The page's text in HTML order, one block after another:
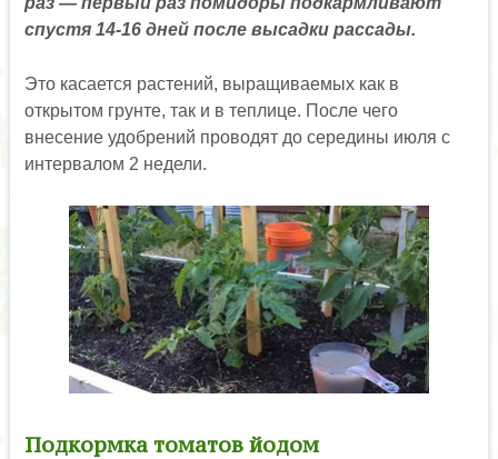
спустя 14-16 дней после высадки рассады.
Это касается растений, выращиваемых как в
открытом грунте, так и в теплице. После чего
внесение удобрений проводят до середины июля с
интервалом 2 недели.
Подкормка томатов йодом